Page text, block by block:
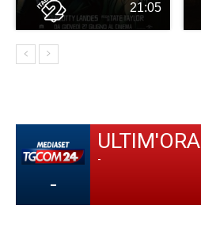
21:05
-
ULTIM'ORA
-